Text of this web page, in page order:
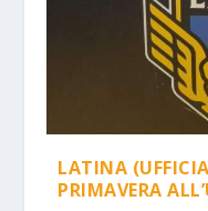
LATINA
PRIMAVERA